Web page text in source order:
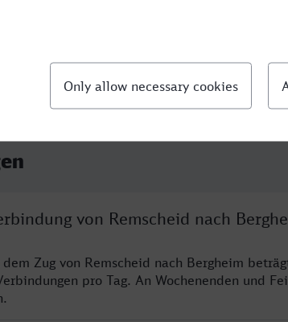
von Remscheid nach
Zug von Remscheid nach Bergheim
pro Tag. An Wochenenden und